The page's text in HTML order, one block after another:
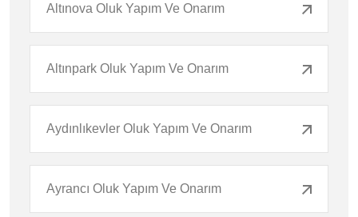
Altınova Oluk Yapım Ve Onarım
Altınpark Oluk Yapım Ve Onarım
Aydınlıkevler Oluk Yapım Ve Onarım
Ayrancı Oluk Yapım Ve Onarım